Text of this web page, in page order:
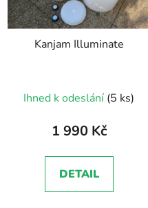
Kanjam Illuminate
hodnocení
produktu
5,0
z
Ihned k odeslání (5 ks)
1 990 Kč
DETAIL